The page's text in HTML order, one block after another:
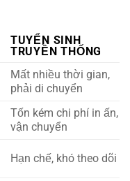
TUYỂN SINH
TRUYỀN THỐNG
Mất nhiều thời gian,
phải di chuyển
Tốn kém chi phí in ấn,
vận chuyển
Hạn chế, khó theo dõi